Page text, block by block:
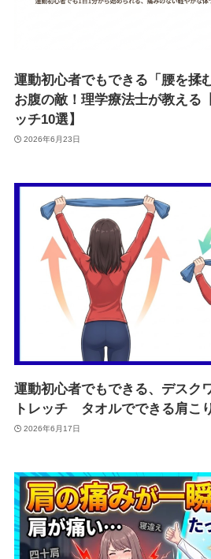
運動初心者でもできる「腰を揉
お腹の敵！理学療法士が教える
ッチ10選】
2026年6月23日
運動初心者でもできる、デスク
トレッチ タオルでできる肩こ
2026年6月17日